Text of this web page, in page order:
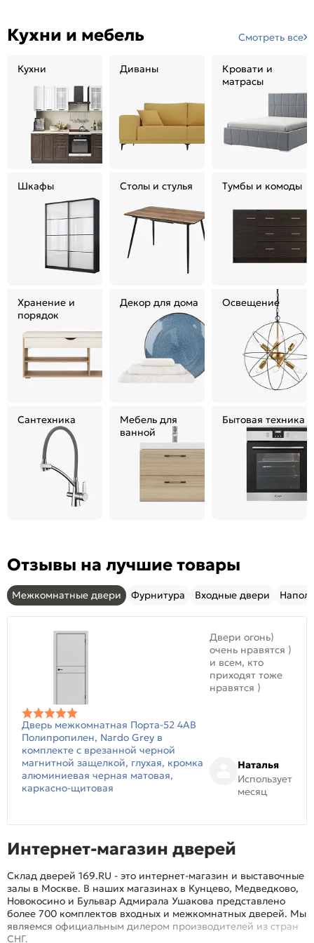
Кухни и мебель Смотреть все
Кухни Диваны
Кровати и
матрасы
Шкафы Столы и стулья Тумбы и комоды
Хранение и
порядок
Декор для дома Освещение
Сантехника
Мебель для
ванной
Бытовая техника
Отзывы на лучшие товары
Межкомнатные двери Фурнитура Входные двери
Дверь межкомнатная Порта-52 4AB
Полипропилен, Nardo Grey в
комплекте с врезанной черной
магнитной защелкой, глухая, кромка
алюминиевая черная матовая,
каркасно-щитовая
Двери огонь)
очень нравятся )
и всем, кто
приходят тоже
нравятся )
Наталья
Использует
месяц
Интернет-магазин дверей
Склад дверей 169.RU - это интернет-магазин и выставочные
залы в Москве. В наших магазинах в Кунцево, Медведково,
Новокосино и Бульвар Адмирала Ушакова представлено
более 700 комплектов входных и межкомнатных дверей. Мы
являемся официальным дилером производителей из стран
СНГ.